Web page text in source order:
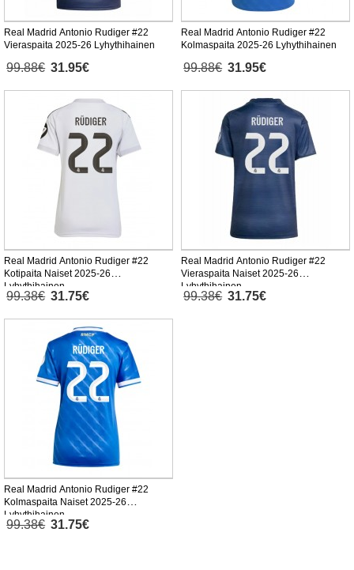
Real Madrid Antonio Rudiger #22
Vieraspaita 2025-26 Lyhythihainen
99.88€ 31.95€
Real Madrid Antonio Rudiger #22
Kolmaspaita 2025-26 Lyhythihainen
99.88€ 31.95€
Real Madrid Antonio Rudiger #22
Kotipaita Naiset 2025-26
Lyhythihainen
99.38€ 31.75€
Real Madrid Antonio Rudiger #22
Vieraspaita Naiset 2025-26
Lyhythihainen
99.38€ 31.75€
Real Madrid Antonio Rudiger #22
Kolmaspaita Naiset 2025-26
Lyhythihainen
99.38€ 31.75€